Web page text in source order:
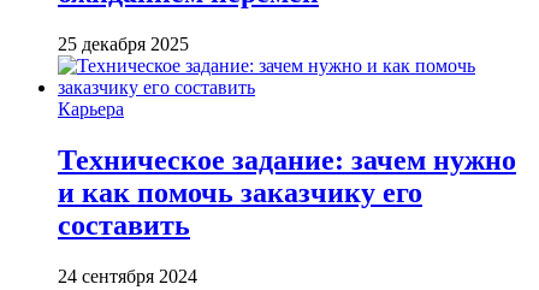
25 декабря 2025
Карьера
Техническое задание: зачем нужно
и как помочь заказчику его
составить
24 сентября 2024